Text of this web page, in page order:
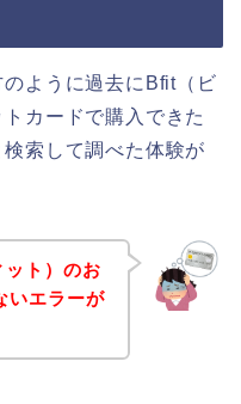
ように過去にBfit（ビ
カードで購入できた
索して調べた体験が
ト）のお
いエラーが